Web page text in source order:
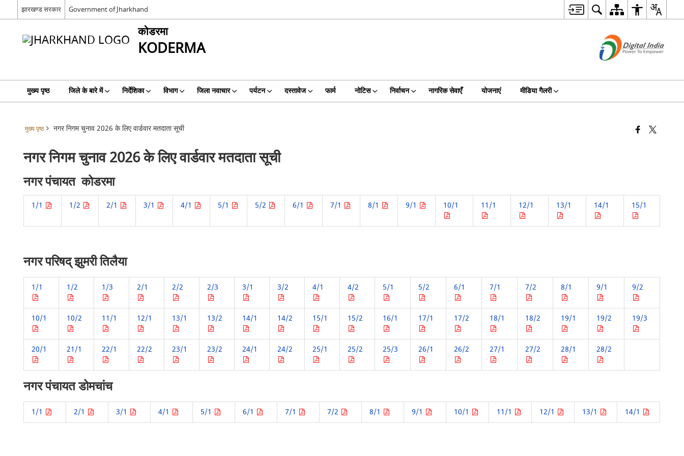
झारखण्ड सरकार Government of Jharkhand
कोडरमा
KODERMA
मुख्य पृष्ठ जिले के बारे में निर्देशिका विभाग जिला नवाचार पर्यटन दस्तावेज फार्म नोटिस निर्वाचन नागरिक सेवाएँ योजनाएं मीडिया गैलरी
मुख्य पृष्ठ नगर निगम चुनाव 2026 के लिए वार्डवार मतदाता सूची
नगर निगम चुनाव 2026 के लिए वार्डवार मतदाता सूची
नगर पंचायत कोडरमा
1/1 1/2 2/1 3/1 4/1 5/1 5/2 6/1 7/1 8/1 9/1 10/1 11/1 12/1 13/1 14/1 15/1
नगर परिषद् झुमरी तिलैया
1/1 1/2 1/3 2/1 2/2 2/3 3/1 3/2 4/1 4/2 5/1 5/2 6/1 7/1 7/2 8/1 9/1 9/2
10/1 10/2 11/1 12/1 13/1 13/2 14/1 14/2 15/1 15/2 16/1 17/1 17/2 18/1 18/2 19/1 19/2 19/3
20/1 21/1 22/1 22/2 23/1 23/2 24/1 24/2 25/1 25/2 25/3 26/1 26/2 27/1 27/2 28/1 28/2
नगर पंचायत डोमचांच
1/1 2/1 3/1 4/1 5/1 6/1 7/1 7/2 8/1 9/1 10/1 11/1 12/1 13/1 14/1